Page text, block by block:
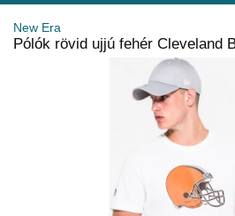
New Era
Pólók rövid ujjú fehér Cleveland